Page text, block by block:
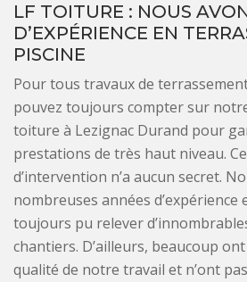
LF TOITURE : NOUS
D’EXPÉRIENCE EN
PISCINE
Pour tous travaux de
pouvez toujours compter sur
toiture à Lezignac Durand pour
prestations de très haut niveau.
d’intervention n’a aucun secret.
nombreuses années d’expérience
toujours pu relever
chantiers. D’ailleurs, beaucoup
qualité de notre travail et n’ont